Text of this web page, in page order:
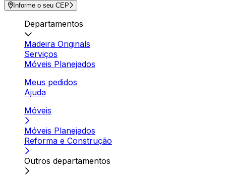
Informe o seu CEP
Departamentos
Madeira Originals
Serviços
Móveis Planejados
Meus pedidos
Ajuda
Móveis
Móveis Planejados
Reforma e Construção
Outros departamentos